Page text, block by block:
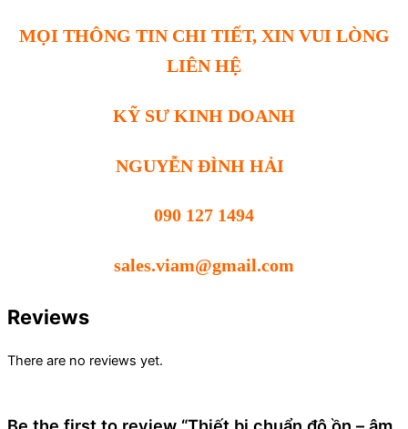
MỌI THÔNG TIN CHI TIẾT, XIN VUI LÒNG
LIÊN HỆ
KỸ SƯ KINH DOANH
NGUYỄN ĐÌNH HẢI
090 127 1494
sales.viam@gmail.com
Reviews
There are no reviews yet.